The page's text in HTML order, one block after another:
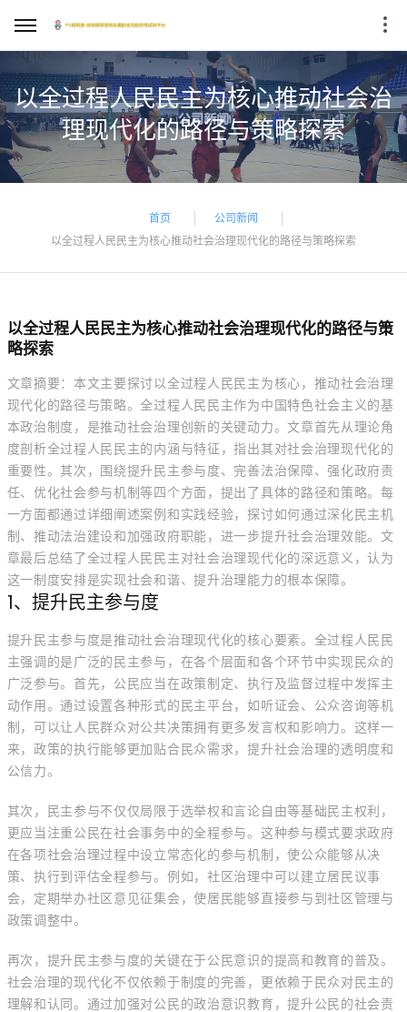
以全过程人民民主为核心推动社会治
理现代化的路径与策略探索
首页
公司新闻
以全过程人民民主为核心推动社会治理现代化的路径与策略探索
以全过程人民民主为核心推动社会治理现代化的路径与策
略探索
文章摘要：本文主要探讨以全过程人民民主为核心，推动社会治理
现代化的路径与策略。全过程人民民主作为中国特色社会主义的基
本政治制度，是推动社会治理创新的关键动力。文章首先从理论角
度剖析全过程人民民主的内涵与特征，指出其对社会治理现代化的
重要性。其次，围绕提升民主参与度、完善法治保障、强化政府责
任、优化社会参与机制等四个方面，提出了具体的路径和策略。每
一方面都通过详细阐述案例和实践经验，探讨如何通过深化民主机
制、推动法治建设和加强政府职能，进一步提升社会治理效能。文
章最后总结了全过程人民民主对社会治理现代化的深远意义，认为
这一制度安排是实现社会和谐、提升治理能力的根本保障。
1、提升民主参与度
提升民主参与度是推动社会治理现代化的核心要素。全过程人民民
主强调的是广泛的民主参与，在各个层面和各个环节中实现民众的
广泛参与。首先，公民应当在政策制定、执行及监督过程中发挥主
动作用。通过设置各种形式的民主平台，如听证会、公众咨询等机
制，可以让人民群众对公共决策拥有更多发言权和影响力。这样一
来，政策的执行能够更加贴合民众需求，提升社会治理的透明度和
公信力。
其次，民主参与不仅仅局限于选举权和言论自由等基础民主权利，
更应当注重公民在社会事务中的全程参与。这种参与模式要求政府
在各项社会治理过程中设立常态化的参与机制，使公众能够从决
策、执行到评估全程参与。例如，社区治理中可以建立居民议事
会，定期举办社区意见征集会，使居民能够直接参与到社区管理与
政策调整中。
再次，提升民主参与度的关键在于公民意识的提高和教育的普及。
社会治理的现代化不仅依赖于制度的完善，更依赖于民众对民主的
理解和认同。通过加强对公民的政治意识教育，提升公民的社会责